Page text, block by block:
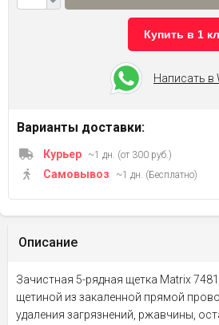
Купить в 1
Написать в
Варианты доставки:
Курьер ~1 дн. (от 300 руб.)
Самовывоз ~1 дн. (Бесплатно)
Описание
Зачистная 5-рядная щетка Matrix
щетиной из закаленной прямой
удаления загрязнений, ржавчины,